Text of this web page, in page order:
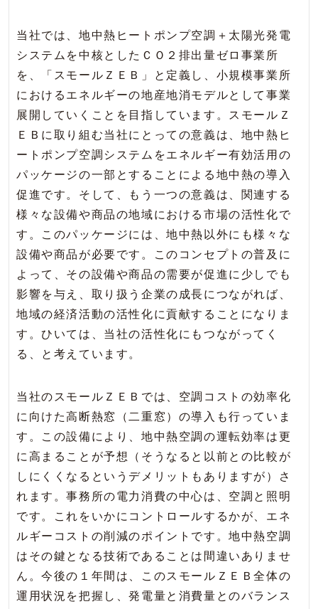
当社では、地中熱ヒートポンプ空調＋太陽光発電
システムを中核としたＣＯ２排出量ゼロ事業所
を、「スモールＺＥＢ」と定義し、小規模事業所
におけるエネルギーの地産地消モデルとして事業
展開していくことを目指しています。スモールＺ
ＥＢに取り組む当社にとっての意義は、地中熱ヒ
ートポンプ空調システムをエネルギー有効活用の
パッケージの一部とすることによる地中熱の導入
促進です。そして、もう一つの意義は、関連する
様々な設備や商品の地域における市場の活性化で
す。このパッケージには、地中熱以外にも様々な
設備や商品が必要です。このコンセプトの普及に
よって、その設備や商品の需要が促進に少しでも
影響を与え、取り扱う企業の成長につながれば、
地域の経済活動の活性化に貢献することになりま
す。ひいては、当社の活性化にもつながってく
る、と考えています。
当社のスモールＺＥＢでは、空調コストの効率化
に向けた高断熱窓（二重窓）の導入も行っていま
す。この設備により、地中熱空調の運転効率は更
に高まることが予想（そうなると以前との比較が
しにくくなるというデメリットもありますが）さ
れます。事務所の電力消費の中心は、空調と照明
です。これをいかにコントロールするかが、エネ
ルギーコストの削減のポイントです。地中熱空調
はその鍵となる技術であることは間違いありませ
ん。今後の１年間は、このスモールＺＥＢ全体の
運用状況を把握し、発電量と消費量とのバランス